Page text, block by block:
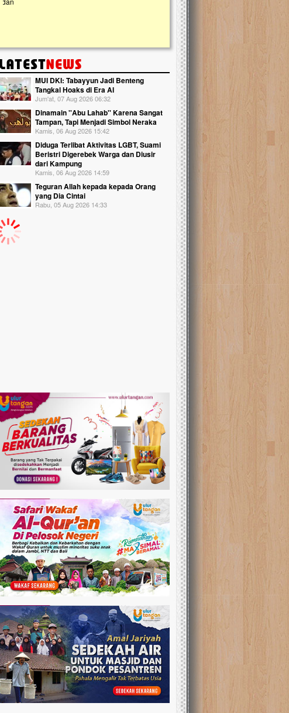
MUI DKI: Tabayyun Jadi Benteng
Tangkal Hoaks di Era AI
Jum'at, 07 Aug 2026 06:32
Dinamain ''Abu Lahab'' Karena Sangat
Tampan, Tapi Menjadi Simbol Neraka
Kamis, 06 Aug 2026 15:42
Diduga Terlibat Aktivitas LGBT, Suami
Beristri Digerebek Warga dan Diusir
dari Kampung
Kamis, 06 Aug 2026 14:59
Teguran Allah kepada kepada Orang
yang Dia Cintai
Rabu, 05 Aug 2026 14:33